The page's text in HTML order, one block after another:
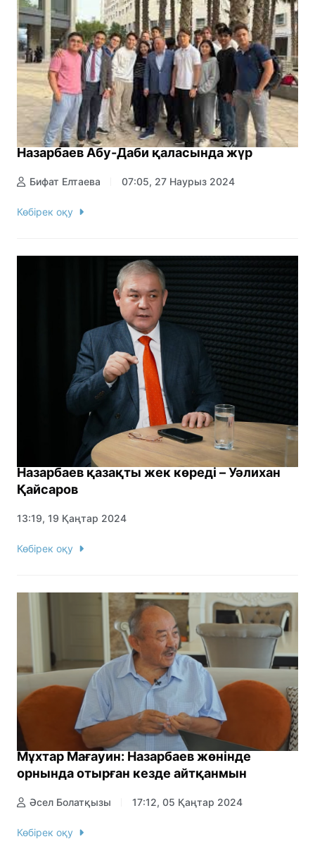
Назарбаев Абу-Даби қаласында жүр
Бифат Елтаева 07:05, 27 Наурыз 2024
Көбірек оқу
Назарбаев қазақты жек көреді – Уәлихан
Қайсаров
13:19, 19 Қаңтар 2024
Көбірек оқу
Мұхтар Мағауин: Назарбаев жөнінде
орнында отырған кезде айтқанмын
Әсел Болатқызы 17:12, 05 Қаңтар 2024
Көбірек оқу